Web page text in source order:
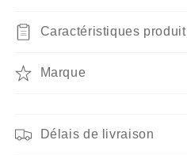
Christmas
Paris
Christmas
Caractéristiques produit
Marque
Délais de livraison